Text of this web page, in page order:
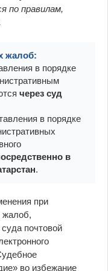
по правилам,
жалоб:
в порядке
через суд
в порядке
в
.
при
жалоб,
почтовой
во избежание